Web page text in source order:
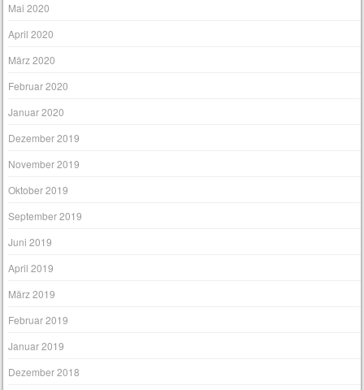
Mai 2020
April 2020
März 2020
Februar 2020
Januar 2020
Dezember 2019
November 2019
Oktober 2019
September 2019
Juni 2019
April 2019
März 2019
Februar 2019
Januar 2019
Dezember 2018